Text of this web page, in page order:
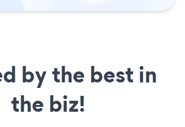
by the best in
the biz!